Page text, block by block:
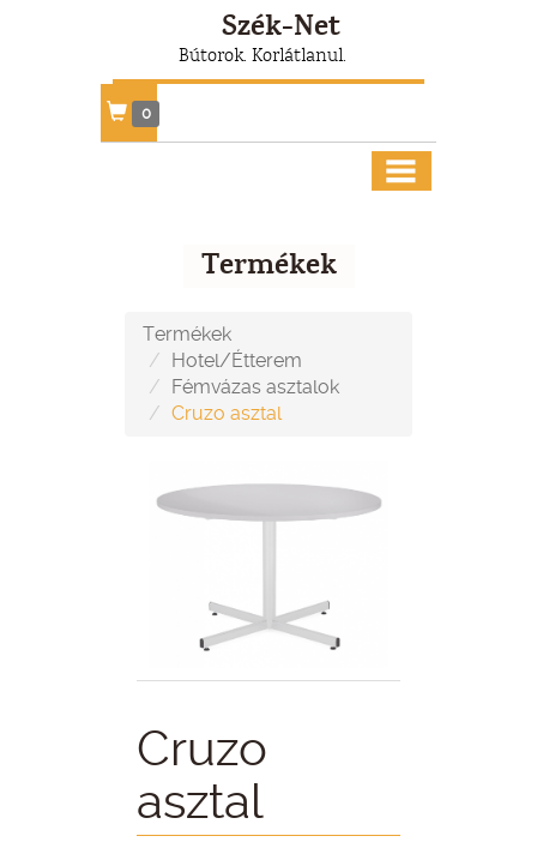
Szék-Net
Bútorok. Korlátlanul.
0
Termékek
Termékek
Hotel/Étterem
Fémvázas asztalok
Cruzo asztal
Cruzo
asztal